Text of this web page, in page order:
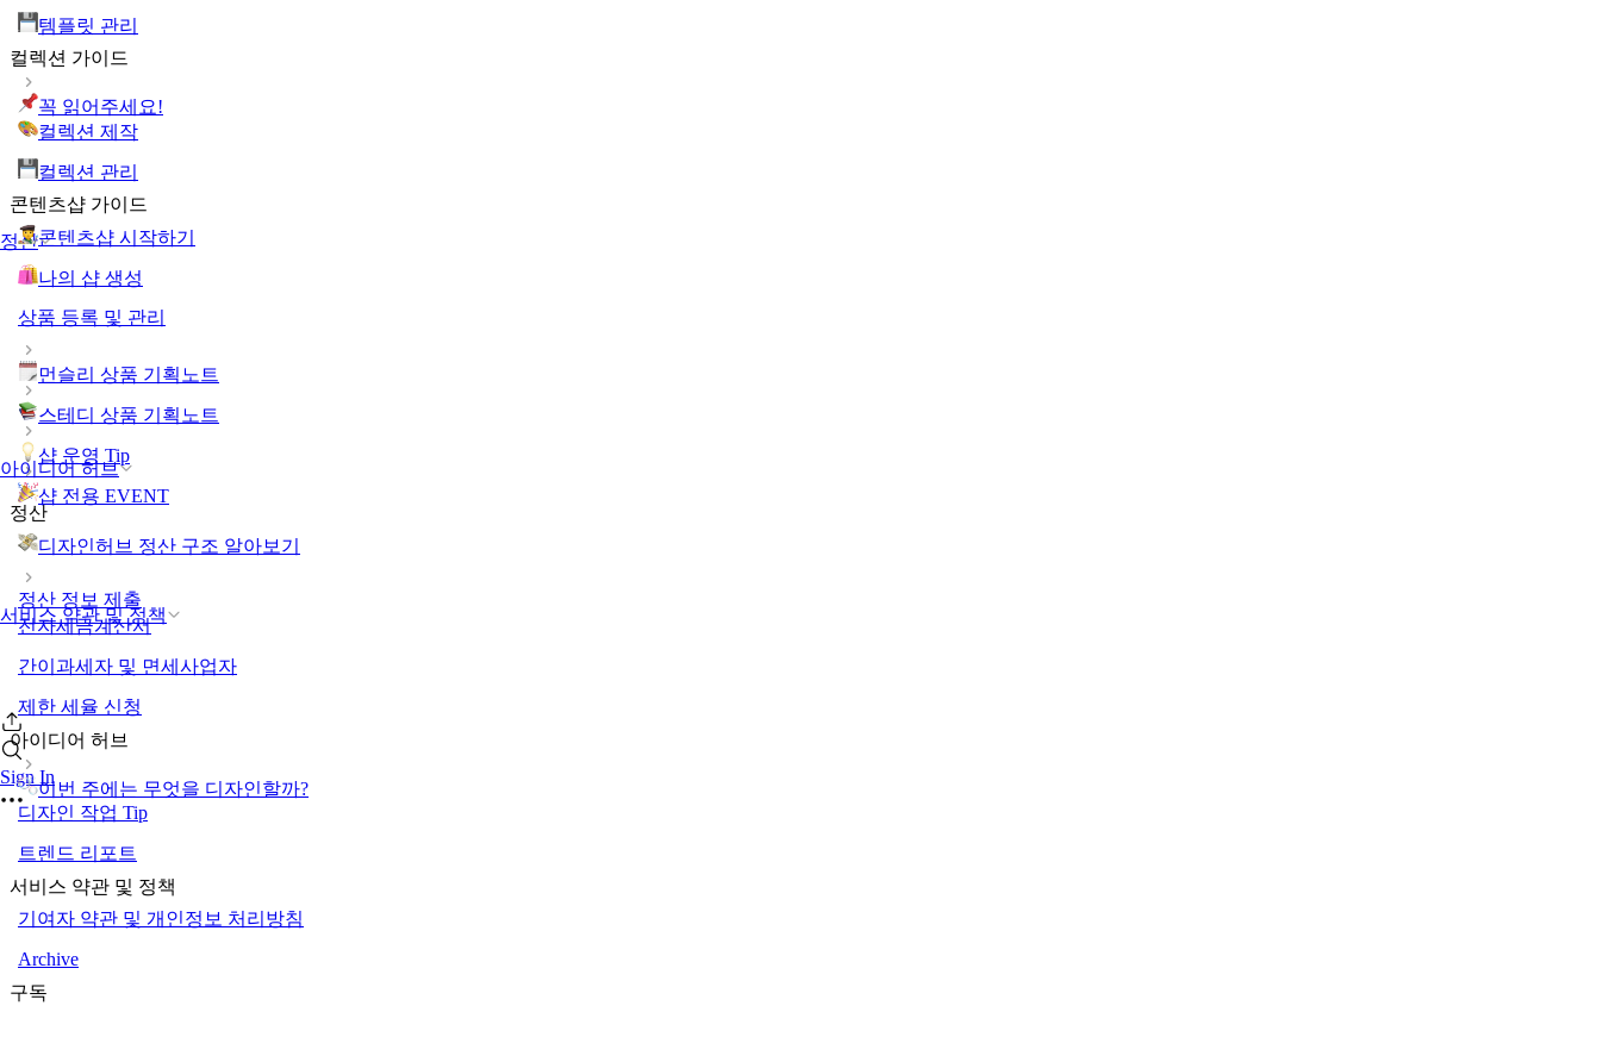
정산
아이디어 허브
서비스 약관 및 정책
Sign In
템플릿 관리
컬렉션 가이드
꼭 읽어주세요!
컬렉션 제작
컬렉션 관리
콘텐츠샵 가이드
콘텐츠샵 시작하기
나의 샵 생성
상품 등록 및 관리
먼슬리 상품 기획노트
스테디 상품 기획노트
샵 운영 Tip
샵 전용 EVENT
정산
디자인허브 정산 구조 알아보기
정산 정보 제출
전자세금계산서
간이과세자 및 면세사업자
제한 세율 신청
아이디어 허브
이번 주에는 무엇을 디자인할까?
디자인 작업 Tip
트렌드 리포트
서비스 약관 및 정책
기여자 약관 및 개인정보 처리방침
Archive
구독